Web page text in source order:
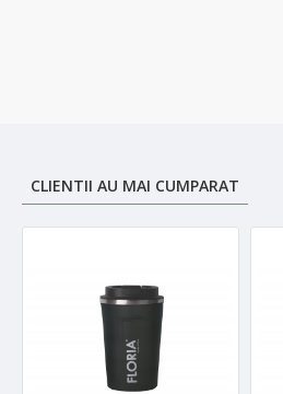
CLIENTII AU MAI CUMPARAT